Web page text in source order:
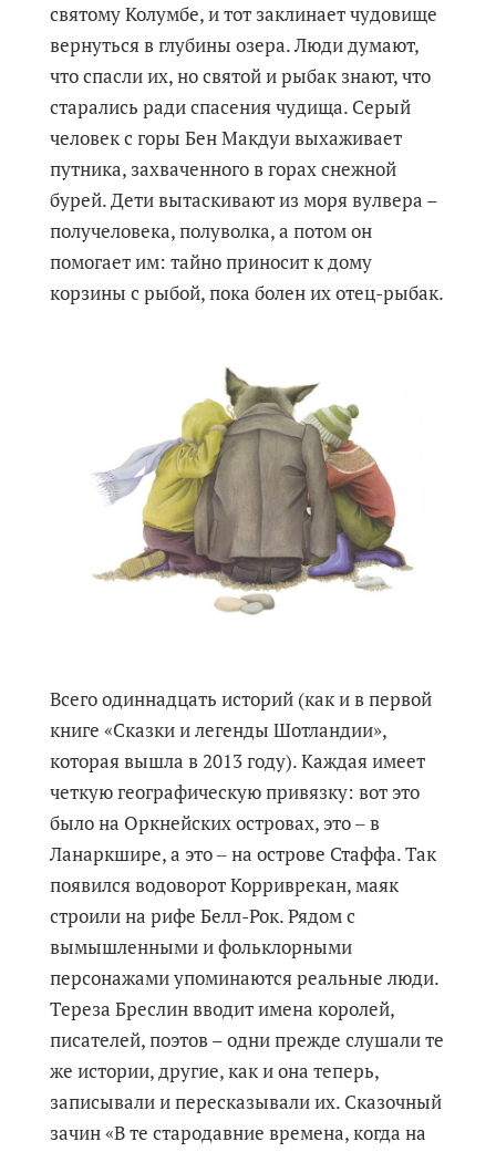
святому Колумбе, и тот заклинает чудовище
вернуться в глубины озера. Люди думают,
что спасли их, но святой и рыбак знают, что
старались ради спасения чудища. Серый
человек с горы Бен Макдуи выхаживает
путника, захваченного в горах снежной
бурей. Дети вытаскивают из моря вулвера –
получеловека, полуволка, а потом он
помогает им: тайно приносит к дому
корзины с рыбой, пока болен их отец-рыбак.
Всего одиннадцать историй (как и в первой
книге «Сказки и легенды Шотландии»,
которая вышла в 2013 году). Каждая имеет
четкую географическую привязку: вот это
было на Оркнейских островах, это ‒ в
Ланаркшире, а это ‒ на острове Стаффа. Так
появился водоворот Корриврекан, маяк
строили на рифе Белл-Рок. Рядом с
вымышленными и фольклорными
персонажами упоминаются реальные люди.
Тереза Бреслин вводит имена королей,
писателей, поэтов – одни прежде слушали те
же истории, другие, как и она теперь,
записывали и пересказывали их. Сказочный
зачин «В те стародавние времена, когда на